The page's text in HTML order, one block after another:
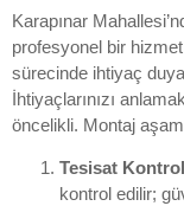
Karapınar
profesyonel bir
sürecinde ihtiyaç
İhtiyaçlarınızı
öncelikli. Montaj
Tesisat
kontrol edilir;